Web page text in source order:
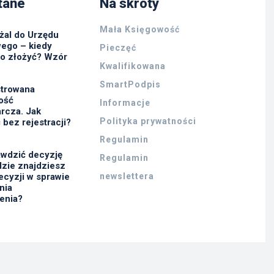
do Urzędu
– kiedy
złożyć? Wzór
Jak
bez rejestracji?
decyzję
znajdziesz
w sprawie
Na skróty
Mała Księgowość
Pieczęć
Kwalifikowana
SmartPodpis
Informacje
Polityka prywatności
Regulamin
Regulamin
newslettera